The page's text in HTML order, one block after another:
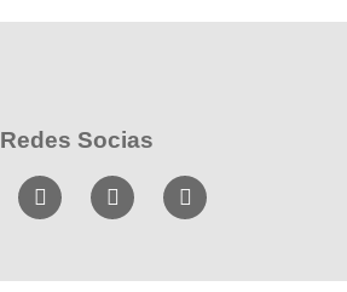
Redes Socias